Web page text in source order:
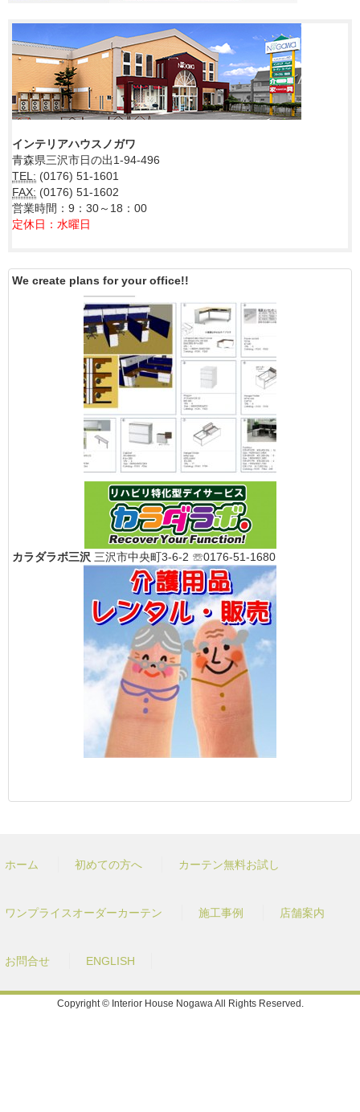
インテリアハウスノガワ
青森県三沢市日の出1-94-496
TEL: (0176) 51-1601
FAX: (0176) 51-1602
営業時間：9：30～18：00
定休日：水曜日
We create plans for your office!!
カラダラボ三沢 三沢市中央町3-6-2 ☏0176-51-1680
ホーム 初めての方へ カーテン無料お試し
ワンプライスオーダーカーテン 施工事例 店舗案内
お問合せ ENGLISH
Copyright © Interior House Nogawa All Rights Reserved.